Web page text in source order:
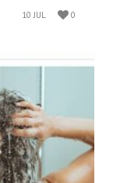
10 JUL 0